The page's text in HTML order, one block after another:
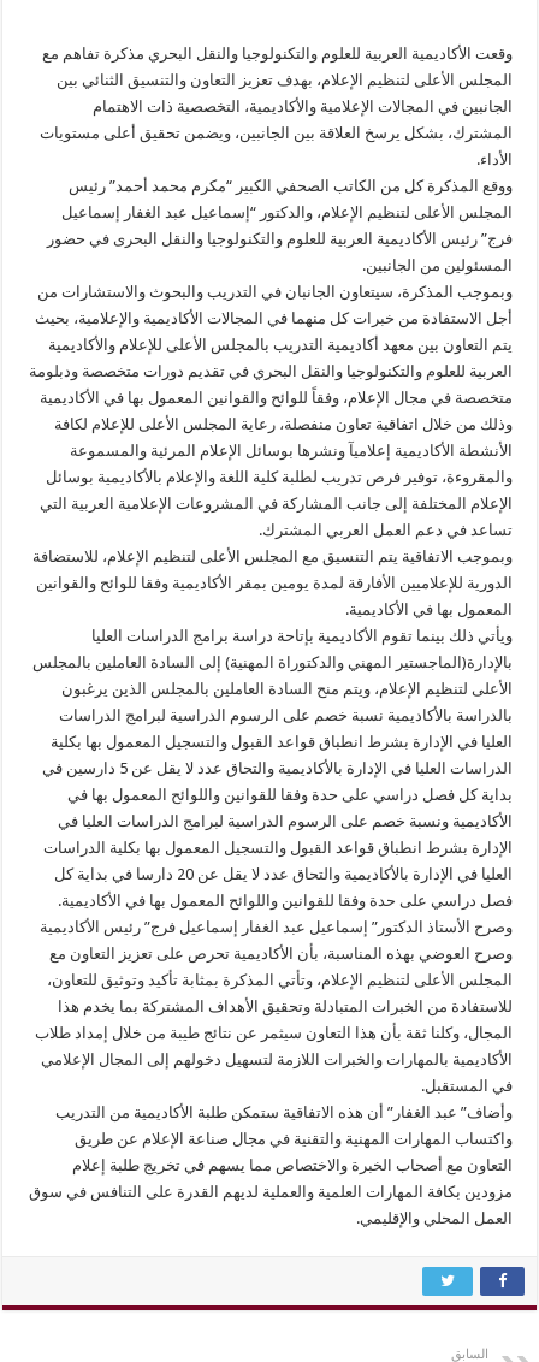
وقعت الأكاديمية العربية للعلوم والتكنولوجيا والنقل البحري مذكرة تفاهم مع
المجلس الأعلى لتنظيم الإعلام، بهدف تعزيز التعاون والتنسيق الثنائي بين
الجانبين في المجالات الإعلامية والأكاديمية، التخصصية ذات الاهتمام
المشترك، بشكل يرسخ العلاقة بين الجانبين، ويضمن تحقيق أعلى مستويات
الأداء.
ووقع المذكرة كل من الكاتب الصحفي الكبير “مكرم محمد أحمد” رئيس
المجلس الأعلى لتنظيم الإعلام، والدكتور “إسماعيل عبد الغفار إسماعيل
فرج” رئيس الأكاديمية العربية للعلوم والتكنولوجيا والنقل البحرى في حضور
المسئولين من الجانبين.
وبموجب المذكرة، سيتعاون الجانبان في التدريب والبحوث والاستشارات من
أجل الاستفادة من خبرات كل منهما في المجالات الأكاديمية والإعلامية، بحيث
يتم التعاون بين معهد أكاديمية التدريب بالمجلس الأعلى للإعلام والأكاديمية
العربية للعلوم والتكنولوجيا والنقل البحري في تقديم دورات متخصصة ودبلومة
متخصصة في مجال الإعلام، وفقاً للوائح والقوانين المعمول بها في الأكاديمية
وذلك من خلال اتفاقية تعاون منفصلة، رعاية المجلس الأعلى للإعلام لكافة
الأنشطة الأكاديمية إعلاميآ ونشرها بوسائل الإعلام المرئية والمسموعة
والمقروءة، توفير فرص تدريب لطلبة كلية اللغة والإعلام بالأكاديمية بوسائل
الإعلام المختلفة إلى جانب المشاركة في المشروعات الإعلامية العربية التي
تساعد في دعم العمل العربي المشترك.
وبموجب الاتفاقية يتم التنسيق مع المجلس الأعلى لتنظيم الإعلام، للاستضافة
الدورية للإعلاميين الأفارقة لمدة يومين بمقر الأكاديمية وفقا للوائح والقوانين
المعمول بها في الأكاديمية.
ويأتي ذلك بينما تقوم الأكاديمية بإتاحة دراسة برامج الدراسات العليا
بالإدارة(الماجستير المهني والدكتوراة المهنية) إلى السادة العاملين بالمجلس
الأعلى لتنظيم الإعلام، ويتم منح السادة العاملين بالمجلس الذين يرغبون
بالدراسة بالأكاديمية نسبة خصم على الرسوم الدراسية لبرامج الدراسات
العليا في الإدارة بشرط انطباق قواعد القبول والتسجيل المعمول بها بكلية
الدراسات العليا في الإدارة بالأكاديمية والتحاق عدد لا يقل عن 5 دارسين في
بداية كل فصل دراسي على حدة وفقا للقوانين واللوائح المعمول بها في
الأكاديمية ونسبة خصم على الرسوم الدراسية لبرامج الدراسات العليا في
الإدارة بشرط انطباق قواعد القبول والتسجيل المعمول بها بكلية الدراسات
العليا في الإدارة بالأكاديمية والتحاق عدد لا يقل عن 20 دارسا في بداية كل
فصل دراسي على حدة وفقا للقوانين واللوائح المعمول بها في الأكاديمية.
وصرح الأستاذ الدكتور” إسماعيل عبد الغفار إسماعيل فرج” رئيس الأكاديمية
وصرح العوضي بهذه المناسبة، بأن الأكاديمية تحرص على تعزيز التعاون مع
المجلس الأعلى لتنظيم الإعلام، وتأتي المذكرة بمثابة تأكيد وتوثيق للتعاون،
للاستفادة من الخبرات المتبادلة وتحقيق الأهداف المشتركة بما يخدم هذا
المجال، وكلنا ثقة بأن هذا التعاون سيثمر عن نتائج طيبة من خلال إمداد طلاب
الأكاديمية بالمهارات والخبرات اللازمة لتسهيل دخولهم إلى المجال الإعلامي
في المستقبل.
وأضاف” عبد الغفار” أن هذه الاتفاقية ستمكن طلبة الأكاديمية من التدريب
واكتساب المهارات المهنية والتقنية في مجال صناعة الإعلام عن طريق
التعاون مع أصحاب الخبرة والاختصاص مما يسهم في تخريج طلبة إعلام
مزودين بكافة المهارات العلمية والعملية لديهم القدرة على التنافس في سوق
العمل المحلي والإقليمي.
السابق